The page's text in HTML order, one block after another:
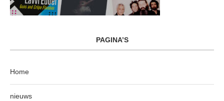
PAGINA’S
Home
nieuws